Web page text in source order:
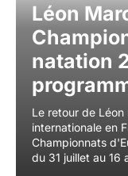
Léon
natation
Le retour de
internationale en
Championnats
du 31 juillet au 16